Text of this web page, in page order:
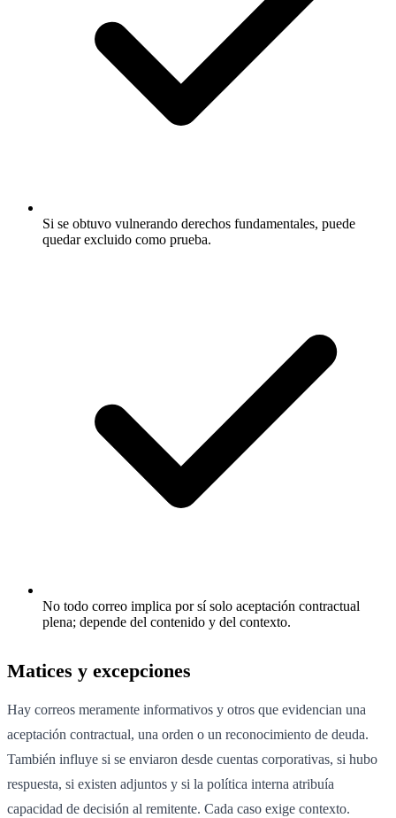
Si se obtuvo vulnerando derechos fundamentales, puede
quedar excluido como prueba.
No todo correo implica por sí solo aceptación contractual
plena; depende del contenido y del contexto.
Matices y excepciones
Hay correos meramente informativos y otros que evidencian una
aceptación contractual, una orden o un reconocimiento de deuda.
También influye si se enviaron desde cuentas corporativas, si hubo
respuesta, si existen adjuntos y si la política interna atribuía
capacidad de decisión al remitente. Cada caso exige contexto.